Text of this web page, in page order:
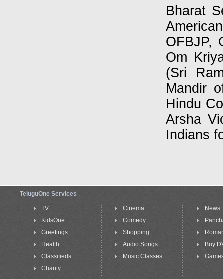
Bharat
OFBJP,
Om
(Sri
Mandir
Hindu
Arsha
Indians
TeluguOne Services
TV
KidsOne
Greetings
Health
Classifieds
Charity
Cinema
Comedy
Shopping
Audio Songs
Music Classes
News
Buy